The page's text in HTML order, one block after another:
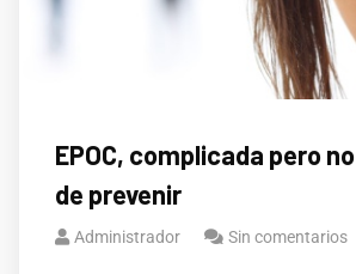
EPOC, complicada pero
de prevenir
Administrador Sin comentarios